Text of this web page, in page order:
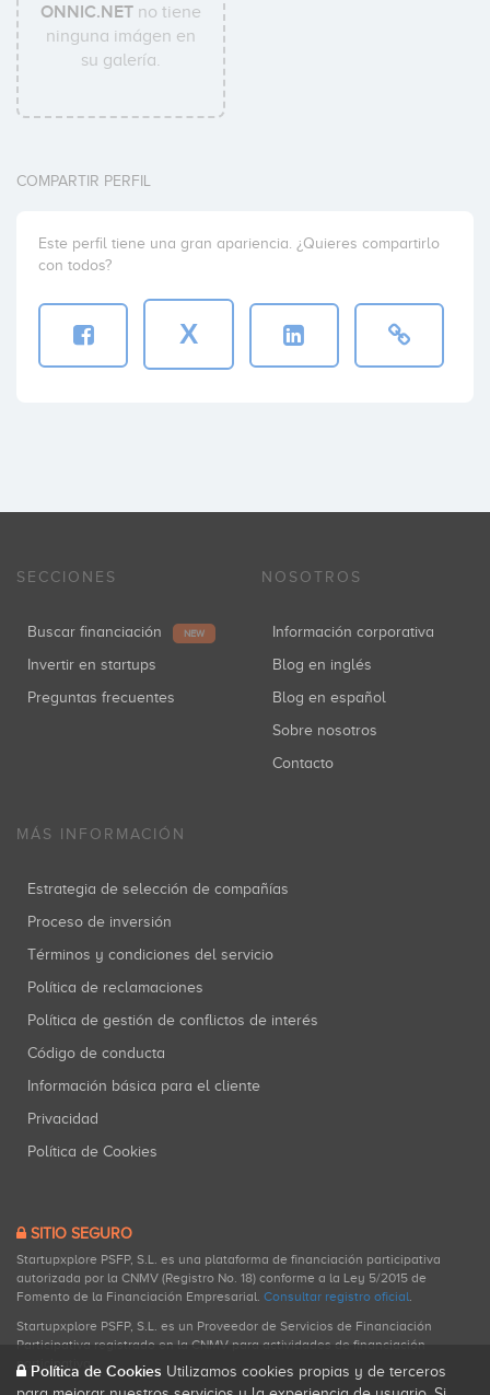
ONNIC.NET no tiene
ninguna imágen en
su galería.
COMPARTIR PERFIL
Este perfil tiene una gran apariencia. ¿Quieres compartirlo
con todos?
X
SECCIONES
Buscar financiación NEW
Invertir en startups
Preguntas frecuentes
NOSOTROS
Información corporativa
Blog en inglés
Blog en español
Sobre nosotros
Contacto
MÁS INFORMACIÓN
Estrategia de selección de compañías
Proceso de inversión
Términos y condiciones del servicio
Política de reclamaciones
Política de gestión de conflictos de interés
Código de conducta
Información básica para el cliente
Privacidad
Política de Cookies
SITIO SEGURO
Startupxplore PSFP, S.L. es una plataforma de financiación participativa
autorizada por la CNMV (Registro No. 18) conforme a la Ley 5/2015 de
Fomento de la Financiación Empresarial. Consultar registro oficial.
Startupxplore PSFP, S.L. es un Proveedor de Servicios de Financiación
Participativa registrado en la CNMV para actividades de financiación
participativa.
Política de Cookies Utilizamos cookies propias y de terceros